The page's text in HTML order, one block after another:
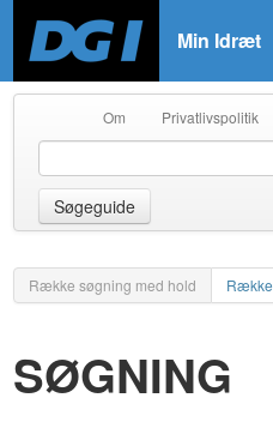
Min Idræt
Om Privatlivspolitik
Søgeguide
Række søgning med hold Række
SØGNING